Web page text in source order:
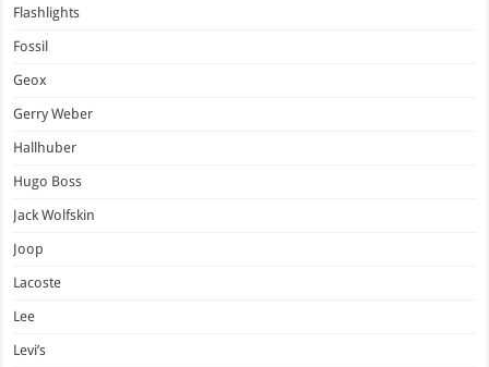
Flashlights
Fossil
Geox
Gerry Weber
Hallhuber
Hugo Boss
Jack Wolfskin
Joop
Lacoste
Lee
Levi’s